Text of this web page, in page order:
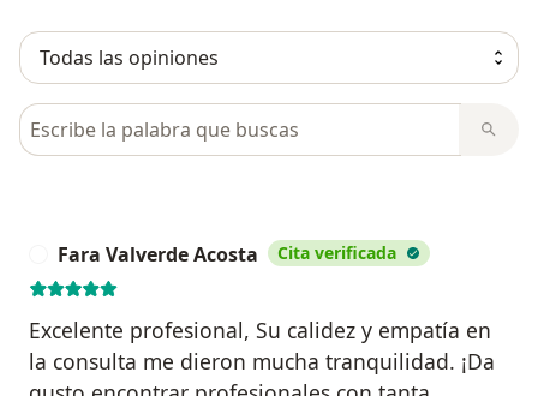
Busca en opiniones
Fara Valverde Acosta Cita verificada
Excelente profesional, Su calidez y empatía en
la consulta me dieron mucha tranquilidad. ¡Da